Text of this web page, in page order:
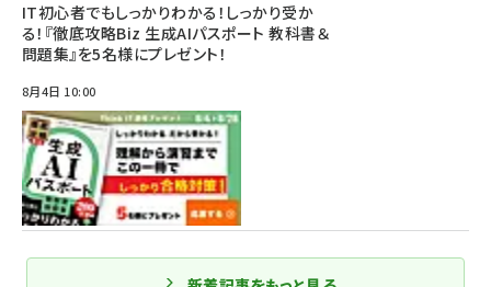
IT初心者でもしっかりわかる！しっかり受か
る！『徹底攻略Biz 生成AIパスポート 教科書＆
問題集』を5名様にプレゼント！
8月4日 10:00